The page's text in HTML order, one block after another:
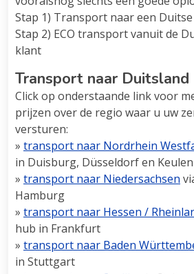
Stap 1) Transport naar een
Stap 2) ECO transport vanuit de
klant
Transport naar Duitsland
Click op onderstaande link voor
prijzen over de regio waar u uw
versturen:
» transport naar Nordrhein
in Duisburg, Düsseldorf en Keulen
» transport naar Niedersachsen
Hamburg
» transport naar Hessen /
hub in Frankfurt
» transport naar Baden
in Stuttgart